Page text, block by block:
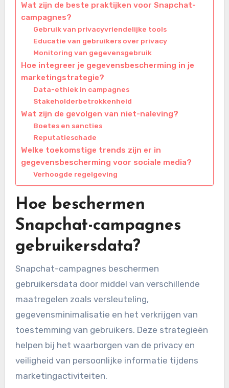
Wat zijn de beste praktijken voor Snapchat-
campagnes?
Gebruik van privacyvriendelijke tools
Educatie van gebruikers over privacy
Monitoring van gegevensgebruik
Hoe integreer je gegevensbescherming in je
marketingstrategie?
Data-ethiek in campagnes
Stakeholderbetrokkenheid
Wat zijn de gevolgen van niet-naleving?
Boetes en sancties
Reputatieschade
Welke toekomstige trends zijn er in
gegevensbescherming voor sociale media?
Verhoogde regelgeving
Hoe beschermen
Snapchat-campagnes
gebruikersdata?
Snapchat-campagnes beschermen
gebruikersdata door middel van verschillende
maatregelen zoals versleuteling,
gegevensminimalisatie en het verkrijgen van
toestemming van gebruikers. Deze strategieën
helpen bij het waarborgen van de privacy en
veiligheid van persoonlijke informatie tijdens
marketingactiviteiten.